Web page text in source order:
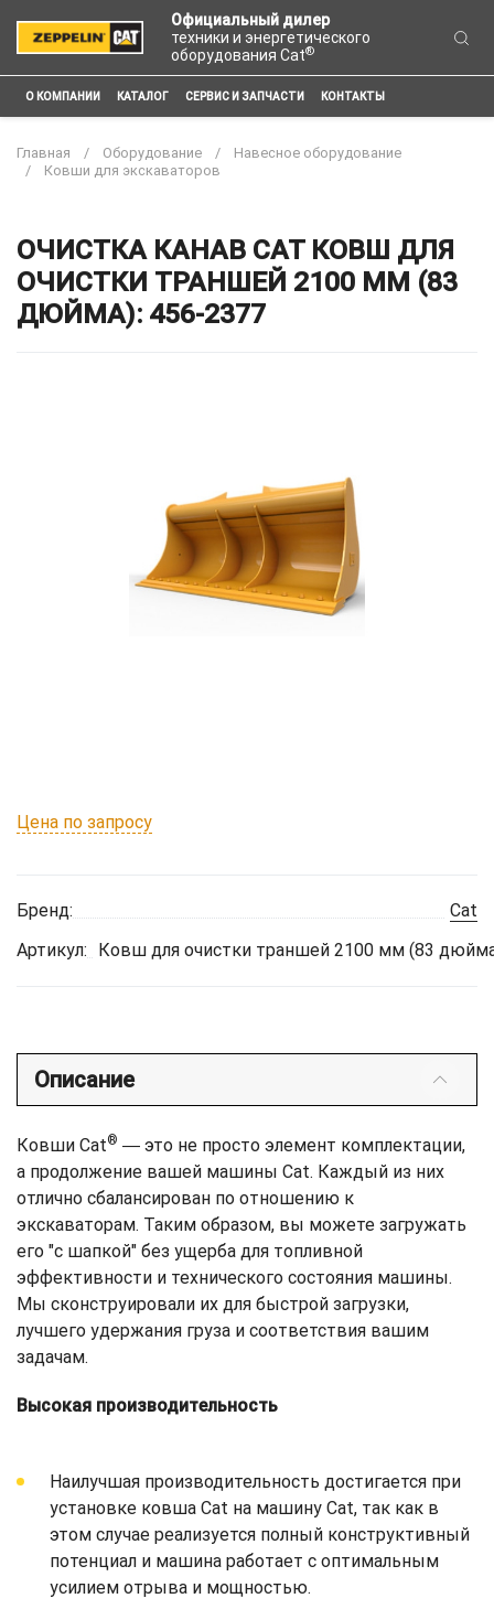
Официальный дилер
техники и энергетического
оборудования Cat®
О КОМПАНИИ КАТАЛОГ СЕРВИС И ЗАПЧАСТИ КОНТАКТЫ
Главная Оборудование
Навесное оборудование
Ковши для экскаваторов
ОЧИСТКА КАНАВ CAT КОВШ ДЛЯ
ОЧИСТКИ ТРАНШЕЙ 2100 ММ (83
ДЮЙМА): 456-2377
Цена по запросу
Бренд:
Cat
Артикул:
Ковш для очистки траншей 2100 мм (83
Описание
Ковши Cat® ― это не просто элемент комплектации,
а продолжение вашей машины Cat. Каждый из них
отлично сбалансирован по отношению к
экскаваторам. Таким образом, вы можете загружать
его "с шапкой" без ущерба для топливной
эффективности и технического состояния машины.
Мы сконструировали их для быстрой загрузки,
лучшего удержания груза и соответствия вашим
задачам.
Высокая производительность
Наилучшая производительность достигается при
установке ковша Cat на машину Cat, так как в
этом случае реализуется полный конструктивный
потенциал и машина работает с оптимальным
усилием отрыва и мощностью.